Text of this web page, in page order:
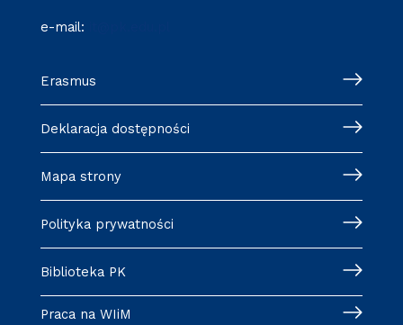
e-mail:
Erasmus
Deklaracja dostępności
Mapa strony
Polityka prywatności
Biblioteka PK
Praca na WIiM